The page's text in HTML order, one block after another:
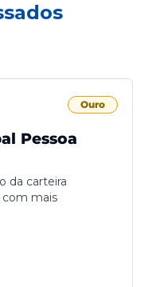
Ouro
Pessoa
da carteira
com mais